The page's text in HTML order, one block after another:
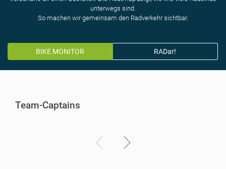
unterwegs sind.
So machen wir gemeinsam den Radverkehr sichtbar.
BIKE MONITOR RADar!
Team-Captains